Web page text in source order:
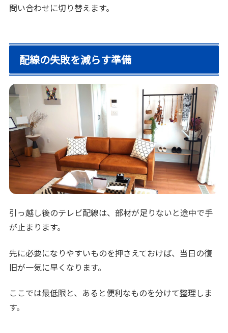
問い合わせに切り替えます。
配線の失敗を減らす準備
引っ越し後のテレビ配線は、部材が足りないと途中で手
が止まります。
先に必要になりやすいものを押さえておけば、当日の復
旧が一気に早くなります。
ここでは最低限と、あると便利なものを分けて整理しま
す。